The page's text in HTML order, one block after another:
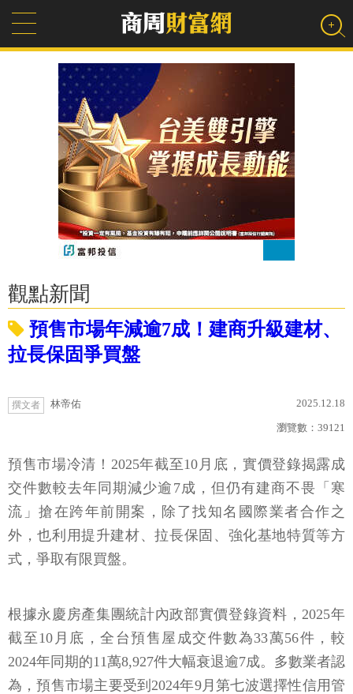
觀點新聞
預售市場年減逾7成！建商升級建材、
拉長保固爭買盤
撰文者 林帝佑 2025.12.18
瀏覽數： 39121
預售市場冷清！2025年截至10月底，實價登錄揭露成
交件數較去年同期減少逾7成，但仍有建商不畏「寒
流」搶在跨年前開案，除了找知名國際業者合作之
外，也利用提升建材、拉長保固、強化基地特質等方
式，爭取有限買盤。
根據永慶房產集團統計內政部實價登錄資料，2025年
截至10月底，全台預售屋成交件數為33萬56件，較
2024年同期的11萬8,927件大幅衰退逾7成。多數業者認
為，預售市場主要受到2024年9月第七波選擇性信用管